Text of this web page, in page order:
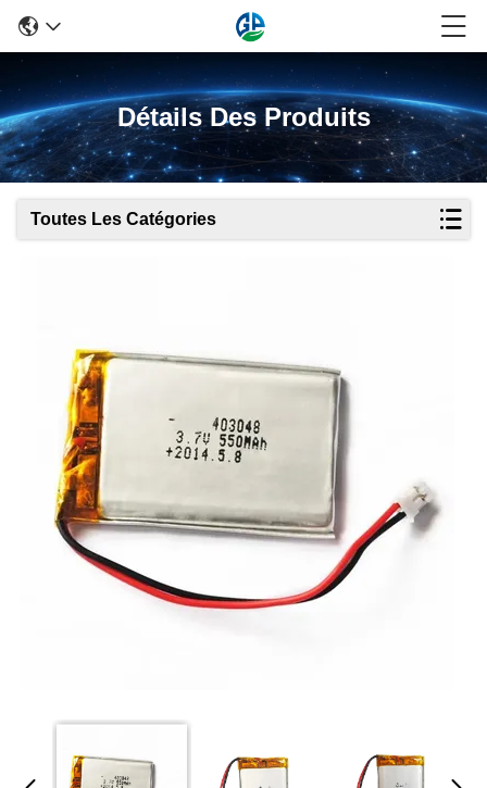
Détails Des Produits
Toutes Les Catégories